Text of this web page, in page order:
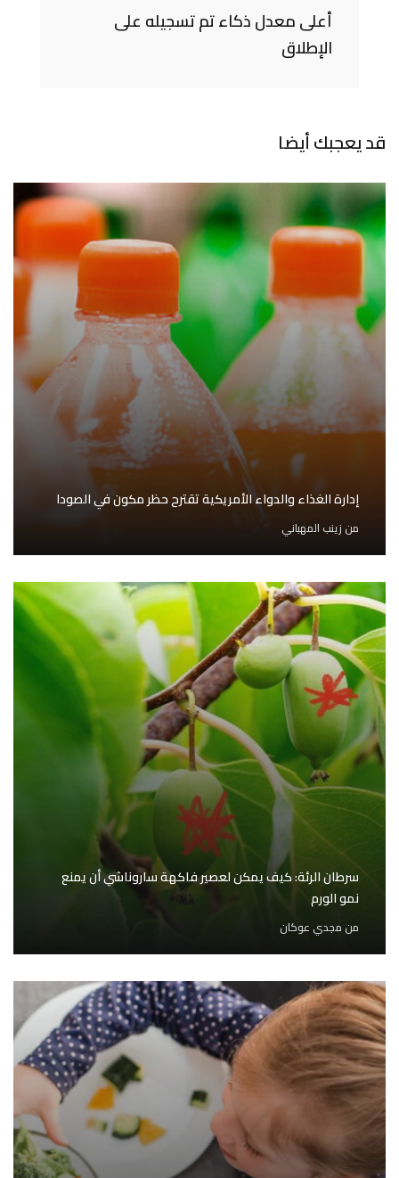
أعلى معدل ذكاء تم تسجيله على
الإطلاق
قد يعجبك أيضا
إدارة الغذاء والدواء الأمريكية تقترح حظر مكون في الصودا
من زينب المهباني
سرطان الرئة: كيف يمكن لعصير فاكهة ساروناشي أن يمنع
نمو الورم
من مجدي عوكان